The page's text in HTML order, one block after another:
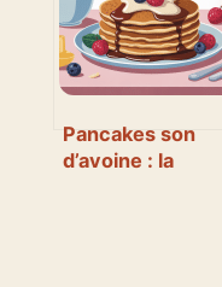
Pancakes son
d’avoine : la